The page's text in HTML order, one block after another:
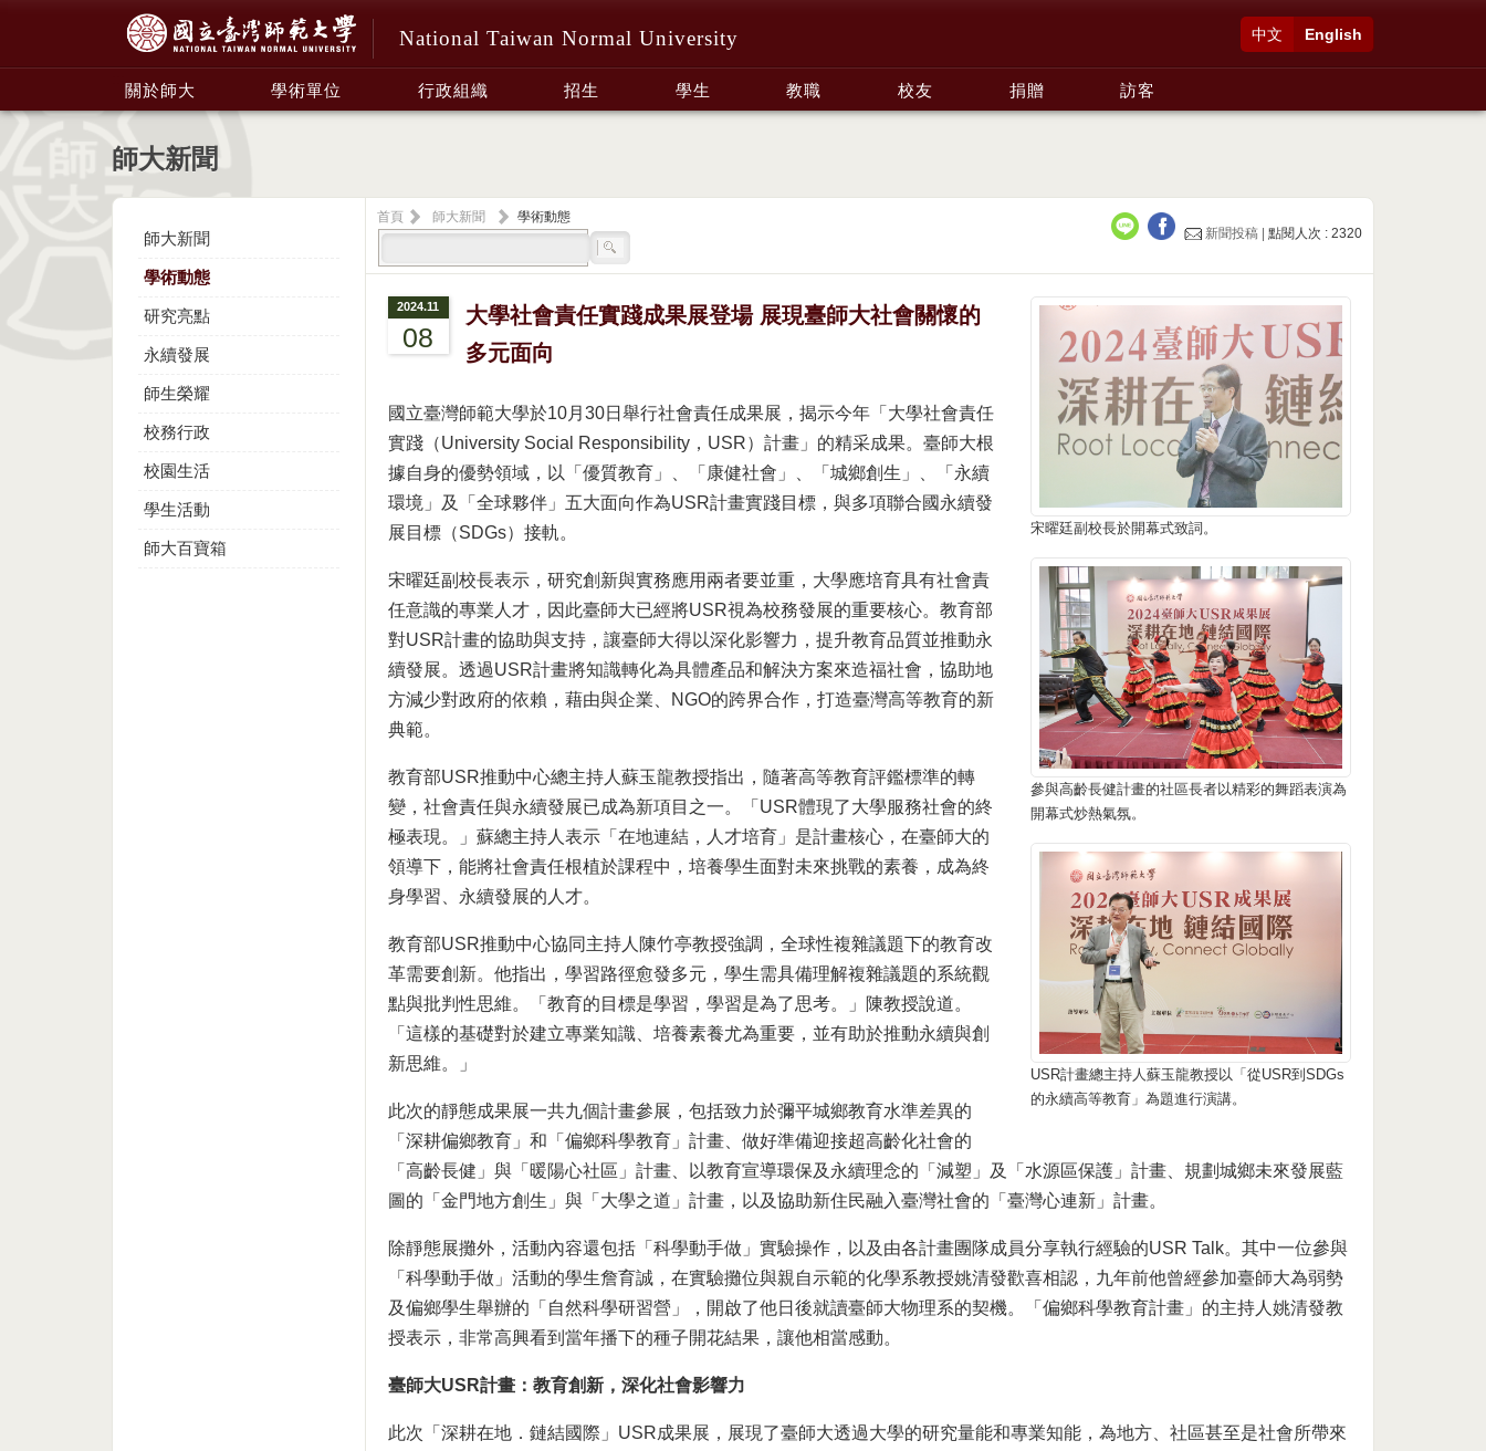
National Taiwan Normal University English
中文
關於師大 學術單位 行政組織 招生 學生 教職 校友 捐贈 訪客
師大新聞
師大新聞
學術動態
研究亮點
永續發展
師生榮耀
校務行政
校園生活
學生活動
師大百寶箱
首頁 師大新聞
學術動態
新聞投稿 |點閱人次 : 2320
宋曜廷副校長於開幕式致詞。
參與高齡長健計畫的社區長者以精彩的舞蹈表演為
開幕式炒熱氣氛。
USR計畫總主持人蘇玉龍教授以「從USR到SDGs
的永續高等教育」為題進行演講。
2024.11
08
大學社會責任實踐成果展登場 展現臺師大社會關懷的
多元面向
國立臺灣師範大學於10月30日舉行社會責任成果展，揭示今年「大學社會責任
實踐（University Social Responsibility，USR）計畫」的精采成果。臺師大根
據自身的優勢領域，以「優質教育」、「康健社會」、「城鄉創生」、「永續
環境」及「全球夥伴」五大面向作為USR計畫實踐目標，與多項聯合國永續發
展目標（SDGs）接軌。
宋曜廷副校長表示，研究創新與實務應用兩者要並重，大學應培育具有社會責
任意識的專業人才，因此臺師大已經將USR視為校務發展的重要核心。教育部
對USR計畫的協助與支持，讓臺師大得以深化影響力，提升教育品質並推動永
續發展。透過USR計畫將知識轉化為具體產品和解決方案來造福社會，協助地
方減少對政府的依賴，藉由與企業、NGO的跨界合作，打造臺灣高等教育的新
典範。
教育部USR推動中心總主持人蘇玉龍教授指出，隨著高等教育評鑑標準的轉
變，社會責任與永續發展已成為新項目之一。「USR體現了大學服務社會的終
極表現。」蘇總主持人表示「在地連結，人才培育」是計畫核心，在臺師大的
領導下，能將社會責任根植於課程中，培養學生面對未來挑戰的素養，成為終
身學習、永續發展的人才。
教育部USR推動中心協同主持人陳竹亭教授強調，全球性複雜議題下的教育改
革需要創新。他指出，學習路徑愈發多元，學生需具備理解複雜議題的系統觀
點與批判性思維。「教育的目標是學習，學習是為了思考。」陳教授說道。
「這樣的基礎對於建立專業知識、培養素養尤為重要，並有助於推動永續與創
新思維。」
此次的靜態成果展一共九個計畫參展，包括致力於彌平城鄉教育水準差異的
「深耕偏鄉教育」和「偏鄉科學教育」計畫、做好準備迎接超高齡化社會的
「高齡長健」與「暖陽心社區」計畫、以教育宣導環保及永續理念的「減塑」及「水源區保護」計畫、規劃城鄉未來發展藍
圖的「金門地方創生」與「大學之道」計畫，以及協助新住民融入臺灣社會的「臺灣心連新」計畫。
除靜態展攤外，活動內容還包括「科學動手做」實驗操作，以及由各計畫團隊成員分享執行經驗的USR Talk。其中一位參與
「科學動手做」活動的學生詹育誠，在實驗攤位與親自示範的化學系教授姚清發歡喜相認，九年前他曾經參加臺師大為弱勢
及偏鄉學生舉辦的「自然科學研習營」，開啟了他日後就讀臺師大物理系的契機。「偏鄉科學教育計畫」的主持人姚清發教
授表示，非常高興看到當年播下的種子開花結果，讓他相當感動。
臺師大USR計畫：教育創新，深化社會影響力
此次「深耕在地．鏈結國際」USR成果展，展現了臺師大透過大學的研究量能和專業知能，為地方、社區甚至是社會所帶來